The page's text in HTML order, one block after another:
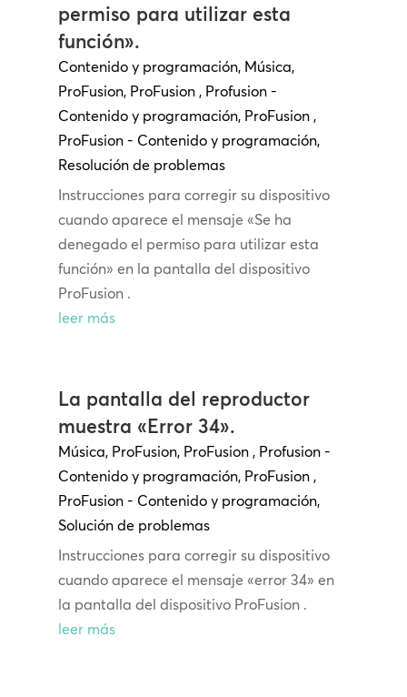
permiso para utilizar esta
función».
Contenido y programación, Música,
ProFusion, ProFusion , Profusion -
Contenido y programación, ProFusion ,
ProFusion - Contenido y programación,
Resolución de problemas
Instrucciones para corregir su dispositivo
cuando aparece el mensaje «Se ha
denegado el permiso para utilizar esta
función» en la pantalla del dispositivo
ProFusion .
leer más
La pantalla del reproductor
muestra «Error 34».
Música, ProFusion, ProFusion , Profusion -
Contenido y programación, ProFusion ,
ProFusion - Contenido y programación,
Solución de problemas
Instrucciones para corregir su dispositivo
cuando aparece el mensaje «error 34» en
la pantalla del dispositivo ProFusion .
leer más